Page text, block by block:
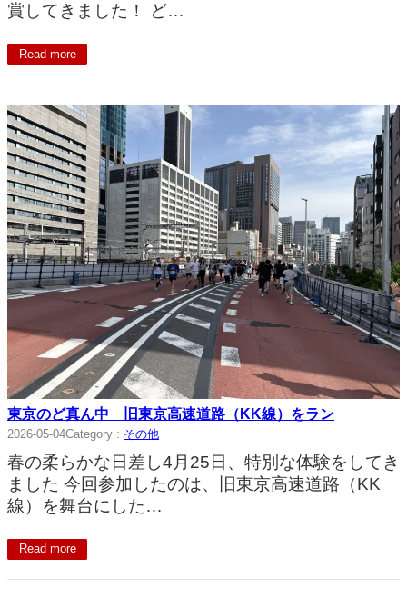
賞してきました！ ど…
Read more
東京のど真ん中 旧東京高速道路（KK線）をラン
2026-05-04Category : その他
春の柔らかな日差し4月25日、特別な体験をしてき
ました 今回参加したのは、旧東京高速道路（KK
線）を舞台にした…
Read more